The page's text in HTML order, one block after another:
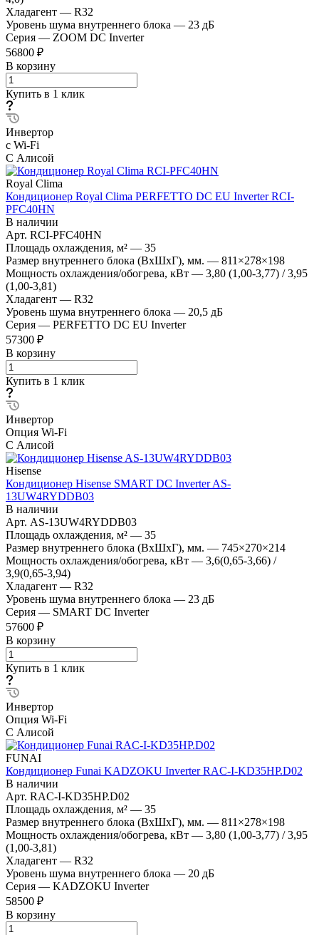
Хладагент — R32
Уровень шума внутреннего блока — 23 дБ
Серия — ZOOM DC Inverter
56800 ₽
В корзину
Купить в 1 клик
Инвертор
с Wi-Fi
С Алисой
Royal Clima
Кондиционер Royal Clima PERFETTO DC EU Inverter RCI-
PFC40HN
В наличии
Арт. RCI-PFC40HN
Площадь охлаждения, м² — 35
Размер внутреннего блока (ВхШхГ), мм. — 811×278×198
Мощность охлаждения/обогрева, кВт — 3,80 (1,00-3,77) / 3,95
(1,00-3,81)
Хладагент — R32
Уровень шума внутреннего блока — 20,5 дБ
Серия — PERFETTO DC EU Inverter
57300 ₽
В корзину
Купить в 1 клик
Инвертор
Опция Wi-Fi
С Алисой
Hisense
Кондиционер Hisense SMART DC Inverter AS-
13UW4RYDDB03
В наличии
Арт. AS-13UW4RYDDB03
Площадь охлаждения, м² — 35
Размер внутреннего блока (ВхШхГ), мм. — 745×270×214
Мощность охлаждения/обогрева, кВт — 3,6(0,65-3,66) /
3,9(0,65-3,94)
Хладагент — R32
Уровень шума внутреннего блока — 23 дБ
Серия — SMART DC Inverter
57600 ₽
В корзину
Купить в 1 клик
Инвертор
Опция Wi-Fi
С Алисой
FUNAI
Кондиционер Funai KADZOKU Inverter RAC-I-KD35HP.D02
В наличии
Арт. RAC-I-KD35HP.D02
Площадь охлаждения, м² — 35
Размер внутреннего блока (ВхШхГ), мм. — 811×278×198
Мощность охлаждения/обогрева, кВт — 3,80 (1,00-3,77) / 3,95
(1,00-3,81)
Хладагент — R32
Уровень шума внутреннего блока — 20 дБ
Серия — KADZOKU Inverter
58500 ₽
В корзину